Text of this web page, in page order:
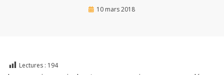
by Eric
Posted
10 mars 2018
Lectures : 194